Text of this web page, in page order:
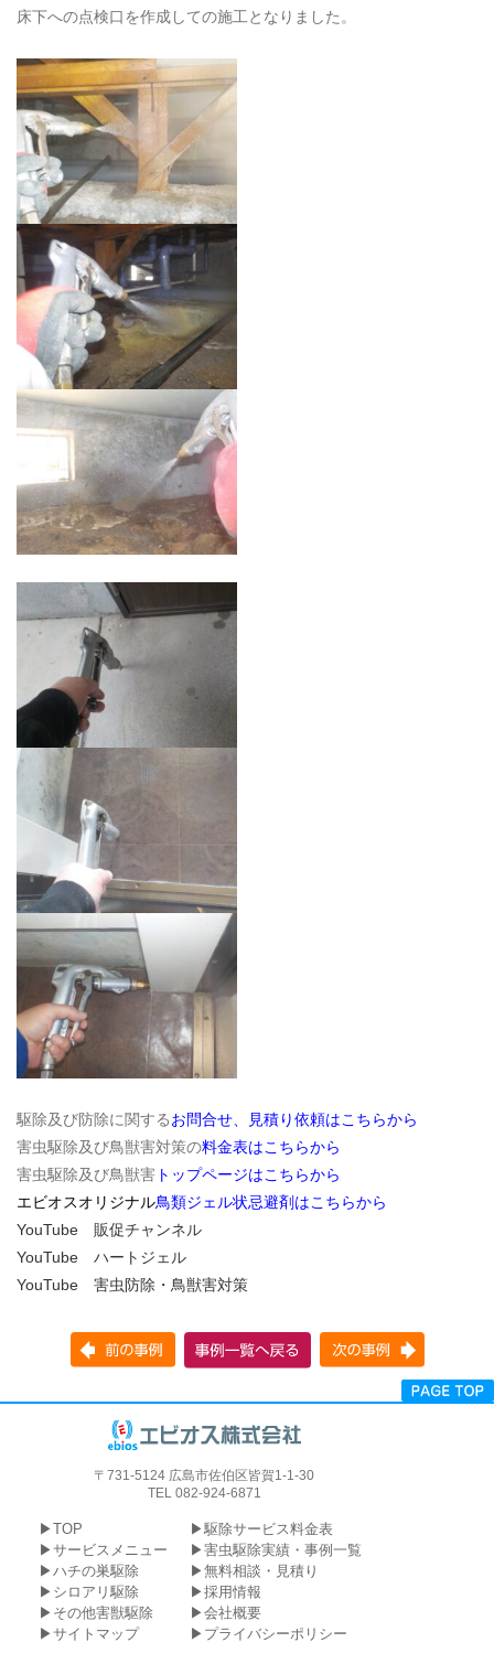
床下への点検口を作成しての施工となりました。
駆除及び防除に関するお問合せ、見積り依頼はこちらから
害虫駆除及び鳥獣害対策の料金表はこちらから
害虫駆除及び鳥獣害 トップページはこちらから
エビオスオリジナル鳥類ジェル状忌避剤はこちらから
YouTube 販促チャンネル
YouTube ハートジェル
YouTube 害虫防除・鳥獣害対策
〒731-5124 広島市佐伯区皆賀1-1-30
TEL 082-924-6871
TOP
サービスメニュー
ハチの巣駆除
シロアリ駆除
その他害獣駆除
サイトマップ
駆除サービス料金表
害虫駆除実績・事例一覧
無料相談・見積り
採用情報
会社概要
プライバシーポリシー